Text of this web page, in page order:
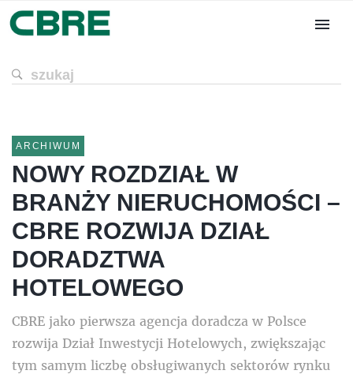
ARCHIWUM
NOWY ROZDZIAŁ W
BRANŻY NIERUCHOMOŚCI –
CBRE ROZWIJA DZIAŁ
DORADZTWA
HOTELOWEGO
CBRE jako pierwsza agencja doradcza w Polsce
rozwija Dział Inwestycji Hotelowych, zwiększając
tym samym liczbę obsługiwanych sektorów rynku